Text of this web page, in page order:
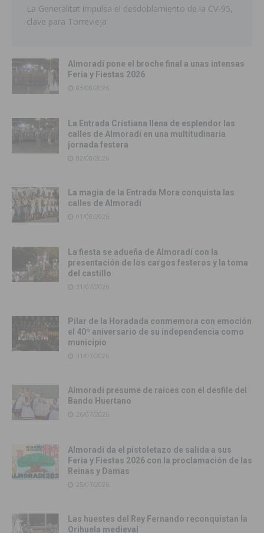
La Generalitat impulsa el desdoblamiento de la CV-95,
clave para Torrevieja
Almoradí pone el broche final a unas intensas
Feria y Fiestas 2026
03/08/2026
La Entrada Cristiana llena de esplendor las
calles de Almoradí en una multitudinaria
jornada festera
02/08/2026
La magia de la Entrada Mora conquista las
calles de Almoradí
01/08/2026
La fiesta se adueña de Almoradí con la
presentación de los cargos festeros y la toma
del castillo
31/07/2026
Pilar de la Horadada conmemora con emoción
el 40º aniversario de su independencia como
municipio
31/07/2026
Almoradí presume de raíces con el desfile del
Bando Huertano
26/07/2026
Almoradí da el pistoletazo de salida a sus
Feria y Fiestas 2026 con la proclamación de las
Reinas y Damas
25/07/2026
Las huestes del Rey Fernando reconquistan la
Orihuela medieval